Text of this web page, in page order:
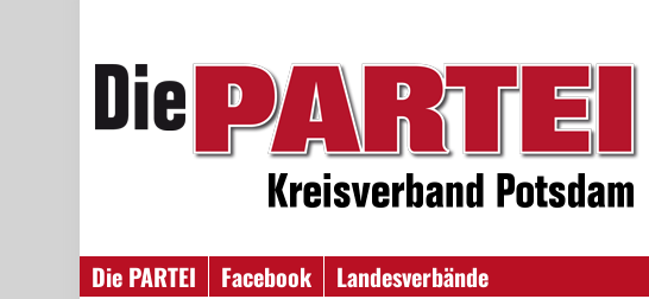
Die PARTEI Facebook
Landesverbände